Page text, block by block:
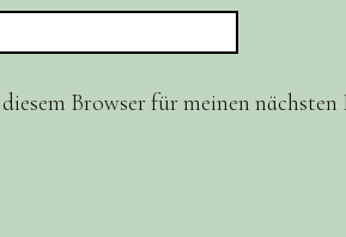
Browser für meinen